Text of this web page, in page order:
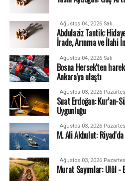
Ağustos 04, 2026 Salı
Abdulaziz Tantik:
İrade, Arınma ve İlahi
Ağustos 04, 2026 Salı
Bosna Hersek'ten
Ankara'ya ulaştı
Ağustos 03, 2026
Suat Erdoğan: Kur’an-
Uygunluğu
Ağustos 03, 2026
M. Ali Akbulut:
Ağustos 03, 2026
Murat Sayımlar: Ulûl -